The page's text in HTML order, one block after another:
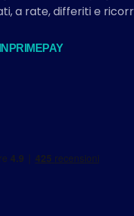
a rate, differiti e